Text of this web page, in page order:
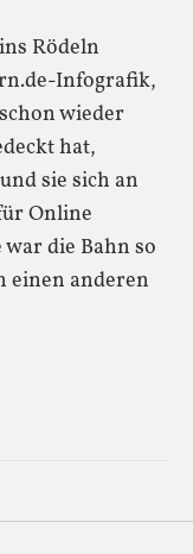
Rödeln
Infografik,
wieder
hat,
sie sich an
Online
die Bahn so
einen anderen